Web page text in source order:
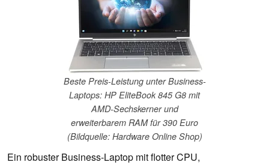
Beste Preis-Leistung unter Business-
Laptops: HP EliteBook 845 G8 mit
AMD-Sechskerner und
erweiterbarem RAM für 390 Euro
(Bildquelle: Hardware Online Shop)
Ein robuster Business-Laptop mit flotter CPU,